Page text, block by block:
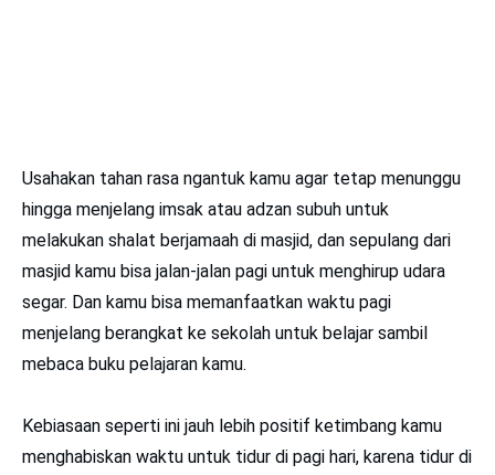
Usahakan tahan rasa ngantuk kamu agar tetap menunggu
hingga menjelang imsak atau adzan subuh untuk
melakukan shalat berjamaah di masjid, dan sepulang dari
masjid kamu bisa jalan-jalan pagi untuk menghirup udara
segar. Dan kamu bisa memanfaatkan waktu pagi
menjelang berangkat ke sekolah untuk belajar sambil
mebaca buku pelajaran kamu.
Kebiasaan seperti ini jauh lebih positif ketimbang kamu
menghabiskan waktu untuk tidur di pagi hari, karena tidur di